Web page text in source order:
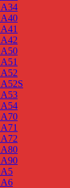
A34
A40
A42
A50
A52
A53
A54
A70
A72
A80
A90
A5
A6